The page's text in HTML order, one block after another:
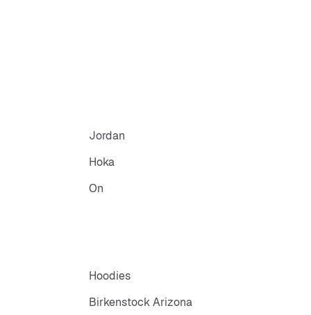
Jordan
Hoka
On
Hoodies
Birkenstock Arizona